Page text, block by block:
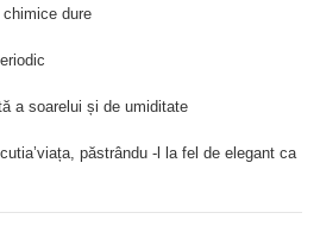
dure
a soarelui și de umiditate
păstrându -l la fel de elegant ca